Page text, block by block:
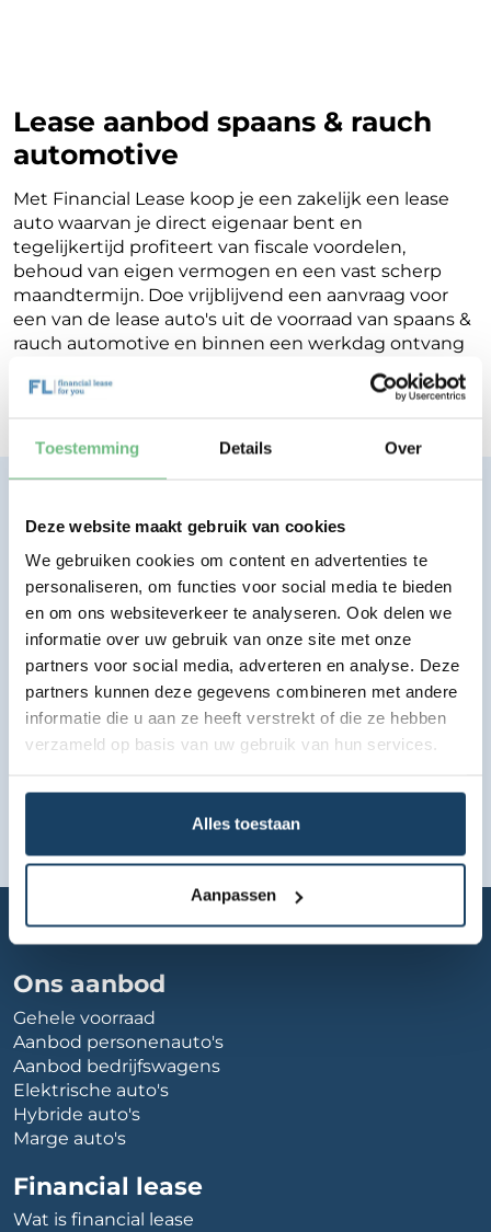
Toestemming Details Over
Deze website maakt gebruik van cookies
We gebruiken cookies om content en advertenties te
personaliseren, om functies voor social media te bieden
en om ons websiteverkeer te analyseren. Ook delen we
informatie over uw gebruik van onze site met onze
partners voor social media, adverteren en analyse. Deze
partners kunnen deze gegevens combineren met andere
informatie die u aan ze heeft verstrekt of die ze hebben
verzameld op basis van uw gebruik van hun services.
Alles toestaan
Aanpassen
Lease aanbod spaans & rauch
automotive
Met Financial Lease koop je een zakelijk een lease
auto waarvan je direct eigenaar bent en
tegelijkertijd profiteert van fiscale voordelen,
behoud van eigen vermogen en een vast scherp
maandtermijn. Doe vrijblijvend een aanvraag voor
een van de lease auto's uit de voorraad van spaans &
rauch automotive en binnen een werkdag ontvang
je terugkoppeling op de mogelijkheden voor jouw
Financial Lease.
Eenvoudig, transparant, vertrouwd.
Bekijk lease aanbod
Ons aanbod
Gehele voorraad
Aanbod personenauto's
Aanbod bedrijfswagens
Elektrische auto's
Hybride auto's
Marge auto's
Financial lease
Wat is financial lease